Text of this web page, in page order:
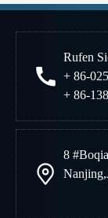
Rufen
+ 86-
+ 86-
8
Nanjing,